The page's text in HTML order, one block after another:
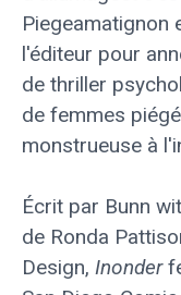
Piegeamatignon
l'éditeur pour
de thriller
de femmes
monstrueuse à
Écrit par Bunn
de Ronda
Design, Inonder